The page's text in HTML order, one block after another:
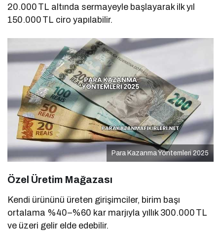
20.000 TL altında sermayeyle başlayarak ilk yıl
150.000 TL ciro yapılabilir.
Para Kazanma Yöntemleri 2025
Özel Üretim Mağazası
Kendi ürününü üreten girişimciler, birim başı
ortalama %40–%60 kar marjıyla yıllık 300.000 TL
ve üzeri gelir elde edebilir.